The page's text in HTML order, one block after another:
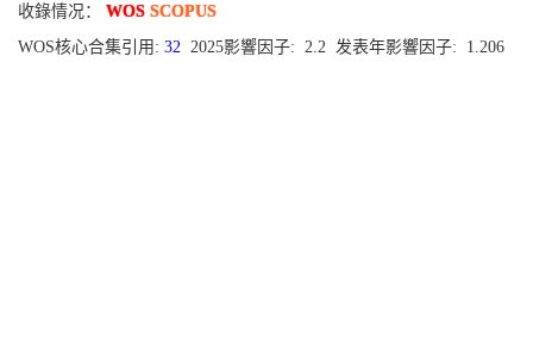
收錄情况： WOS SCOPUS
WOS核心合集引用: 32 2025影響因子: 2.2 发表年影響因子: 1.206